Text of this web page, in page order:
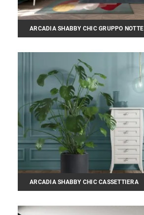
ARCADIA SHABBY CHIC GRUPPO NOTTE
ARCADIA SHABBY CHIC CASSETTIERA